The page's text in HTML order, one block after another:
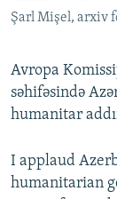
Şarl Mişel, arxiv
Avropa
səhifəsində
humanitar
I applaud
humanitarian